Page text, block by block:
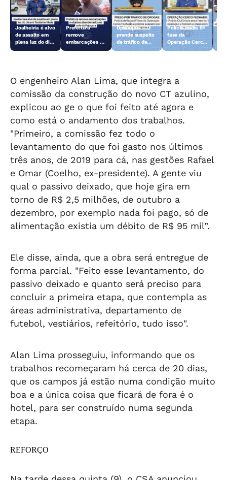
Joalheiria é alvo
de assalto em
plena luz do dia
Prefeitura
remove
embarcações e
Operação
prende suspeito
de tráfico de
Polícia inicia 6ª
fase da
Operação Cerco
O engenheiro Alan Lima, que integra a
comissão da construção do novo CT azulino,
explicou ao ge o que foi feito até agora e
como está o andamento dos trabalhos.
"Primeiro, a comissão fez todo o
levantamento do que foi gasto nos últimos
três anos, de 2019 para cá, nas gestões Rafael
e Omar (Coelho, ex-presidente). A gente viu
qual o passivo deixado, que hoje gira em
torno de R$ 2,5 milhões, de outubro a
dezembro, por exemplo nada foi pago, só de
alimentação existia um débito de R$ 95 mil”.
Ele disse, ainda, que a obra será entregue de
forma parcial. "Feito esse levantamento, do
passivo deixado e quanto será preciso para
concluir a primeira etapa, que contempla as
áreas administrativa, departamento de
futebol, vestiários, refeitório, tudo isso".
Alan Lima prosseguiu, informando que os
trabalhos recomeçaram há cerca de 20 dias,
que os campos já estão numa condição muito
boa e a única coisa que ficará de fora é o
hotel, para ser construído numa segunda
etapa.
REFORÇO